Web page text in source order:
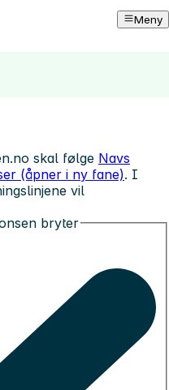
Meny
skal følge Navs
(åpner i ny fane). I
vil
bryter